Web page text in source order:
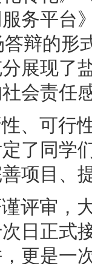
务平台
辩的形
展现了
会责任
、可行
了同学
项目、
评审，
日正式
更是一